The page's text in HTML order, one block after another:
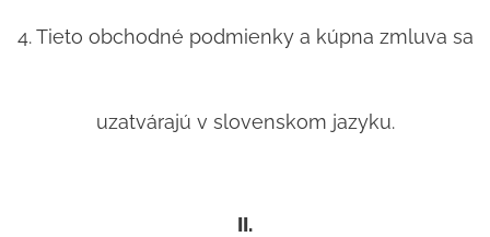
4. Tieto obchodné podmienky a kúpna zmluva sa
uzatvárajú v slovenskom jazyku.
II.